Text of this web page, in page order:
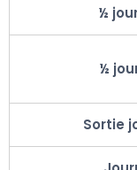
½
½
Sortie